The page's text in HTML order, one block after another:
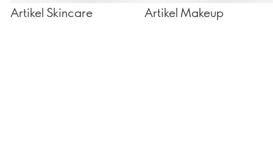
Artikel Skincare Artikel Makeup